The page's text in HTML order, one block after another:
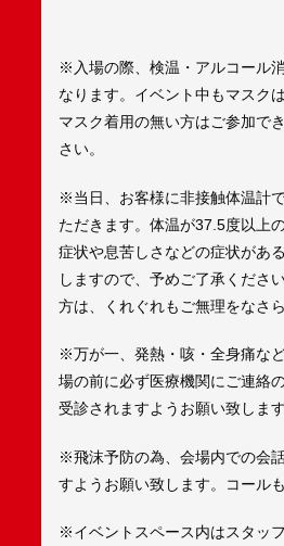
※入場の際、検温・アルコール
なります。イベント中もマスク
マスク着用の無い方はご参加で
さい。
※当日、お客様に非接触体温計
ただきます。体温が37.5度以上
症状や息苦しさなどの症状があ
しますので、予めご了承くださ
方は、くれぐれもご無理をなさ
※万が一、発熱・咳・全身痛な
場の前に必ず医療機関にご連絡
受診されますようお願い致します
※飛沫予防の為、会場内での会
すようお願い致します。コール
※イベントスペース内はスタッ